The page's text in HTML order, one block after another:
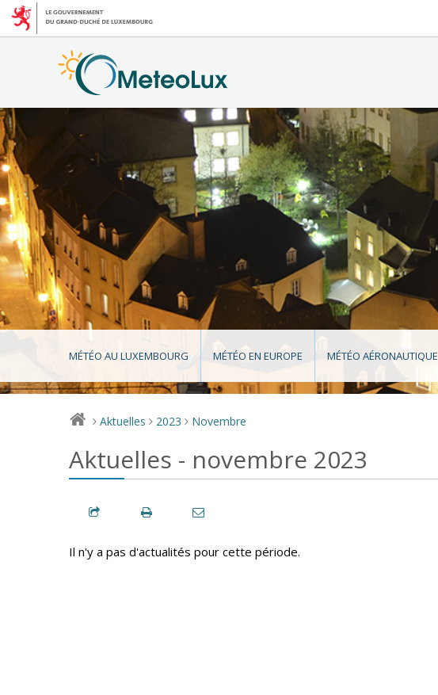
MÉTÉO AU LUXEMBOURG MÉTÉO EN EUROPE MÉTÉO AÉRONAUTIQUE
> Aktuelles > 2023 > Novembre
Aktuelles - novembre 2023
Il n'y a pas d'actualités pour cette période.